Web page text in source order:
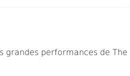
grandes performances de The